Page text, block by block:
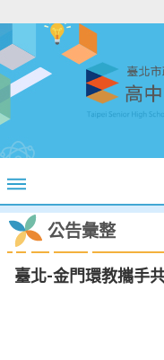
公告彙整
臺北-金門環教攜手